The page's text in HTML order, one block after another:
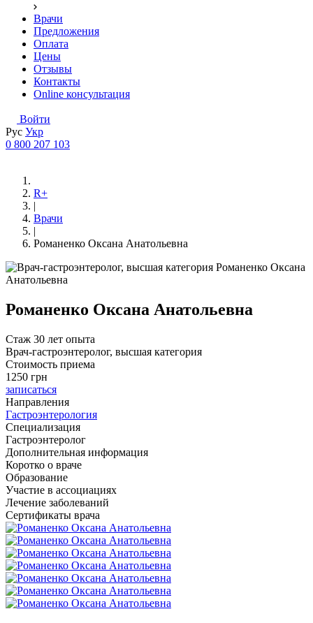
Врачи
Предложения
Оплата
Цены
Отзывы
Контакты
Online консультация
Войти
Рус Укр
0 800 207 103
R+
|
Врачи
|
Романенко Оксана Анатольевна
Романенко Оксана Анатольевна
Стаж 30 лет опыта
Врач-гастроэнтеролог, высшая категория
Стоимость приема
1250 грн
записаться
Направления
Гастроэнтерология
Специализация
Гастроэнтеролог
Дополнительная информация
Коротко о враче
Образование
Участие в ассоциациях
Лечение заболеваний
Сертификаты врача